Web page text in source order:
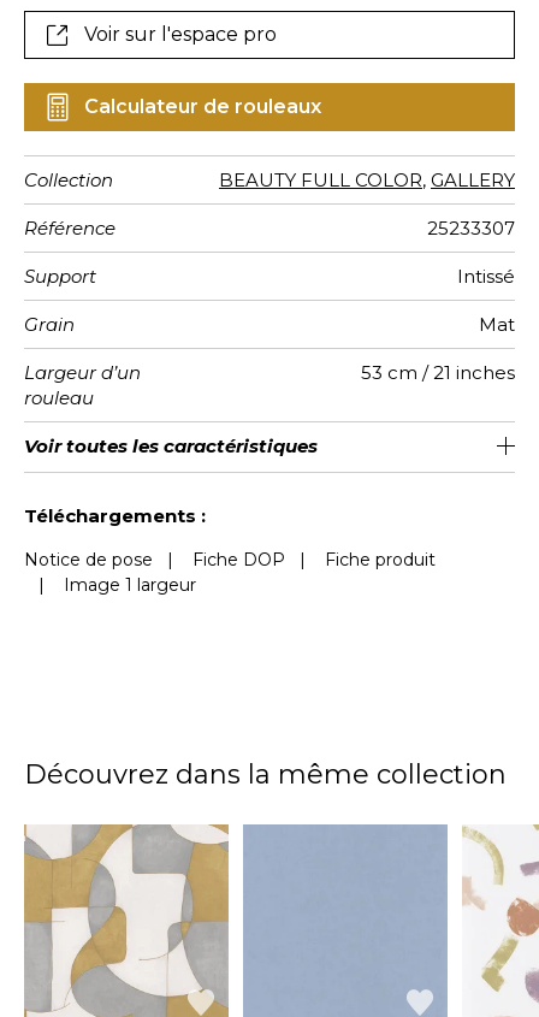
Voir sur l'espace pro
Calculateur de rouleaux
Collection BEAUTY FULL COLOR, GALLERY
Référence 25233307
Support Intissé
Grain Mat
Largeur d’un
rouleau
53 cm / 21 inches
Longueur
Vendu au rouleau de 10.05m / 11
yards
Raccord Raccord libre / lés inversés
Rapport
Vertical
64cm / 25 pouces
Poids g/m² 130
Entretien Lavable
Pose colle Encollage du mur
Dépose Arrachage à sec
Norme COV A+
Norme
euroclass
B s1 d0
Voir toutes les caractéristiques
Téléchargements :
Notice de pose | Fiche DOP |
Fiche produit
| Image 1 largeur
Découvrez dans la même collection